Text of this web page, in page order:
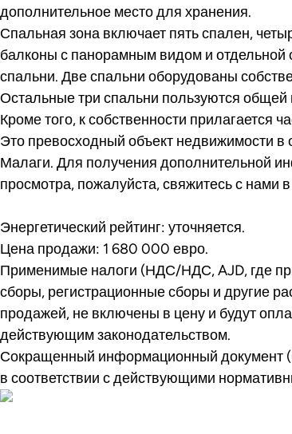
дополнительное место для хранения.
Спальная зона включает пять спален,
балконы с панорамным видом и отдельной
спальни. Две спальни оборудованы
Остальные три спальни пользуются общей
Кроме того, к собственности прилагается
Это превосходный объект недвижимости
Малаги. Для получения дополнительной
просмотра, пожалуйста, свяжитесь с нами
Энергетический рейтинг: уточняется.
Цена продажи: 1 680 000 евро.
Применимые налоги (НДС/НДС, AJD, где
сборы, регистрационные сборы и другие
продажей, не включены в цену и будут
действующим законодательством.
Сокращенный информационный документ
в соответствии с действующими